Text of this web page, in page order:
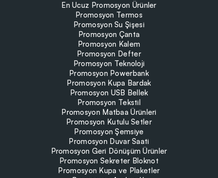
En Ucuz Promosyon Ürünler
Promosyon Termos
Promosyon Su Şişesi
Promosyon Çanta
Promosyon Kalem
Promosyon Defter
Promosyon Teknoloji
Promosyon Powerbank
Promosyon Kupa Bardak
Promosyon USB Bellek
Promosyon Tekstil
Promosyon Matbaa Ürünleri
Promosyon Kutulu Setler
Promosyon Şemsiye
Promosyon Duvar Saati
Promosyon Geri Dönüşüm Ürünler
Promosyon Sekreter Bloknot
Promosyon Kupa ve Plaketler